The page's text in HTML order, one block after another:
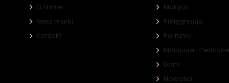
O firmie
Nasz marki
Kontakt
Makijaż
Pielęgnacja
Perfumy
Manicure i Pedicure
Dom
Nowości